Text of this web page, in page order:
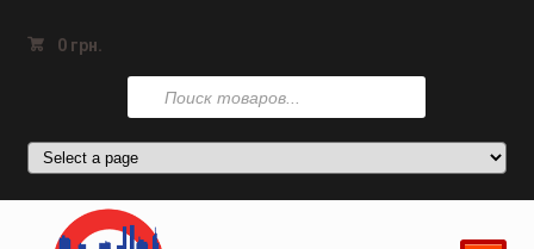
0 грн.
Поиск
товаров